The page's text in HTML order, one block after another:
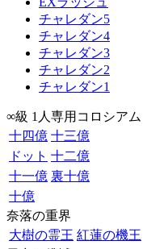
チャレダン5
チャレダン4
チャレダン3
チャレダン2
チャレダン1
∞級 1人専用コロシアム
十四億 十三億
ドット 十二億
十一億 裏十億
十億
奈落の重界
大樹の霊王 紅蓮の機王